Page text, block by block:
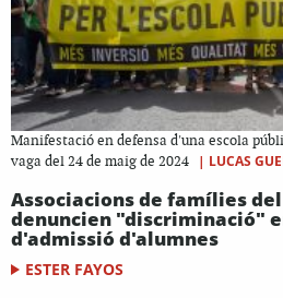
Manifestació en defensa d'una escola
vaga del 24 de maig de 2024
| LUCAS
Associacions de famílies
denuncien "discriminació"
d'admissió d'alumnes
ESTER FAYOS